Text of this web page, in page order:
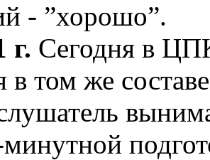
- ”хорошо”.
г. Сегодня в
в том же